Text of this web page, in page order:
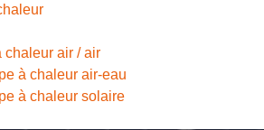
chaleur air / air
à chaleur air-eau
à chaleur solaire